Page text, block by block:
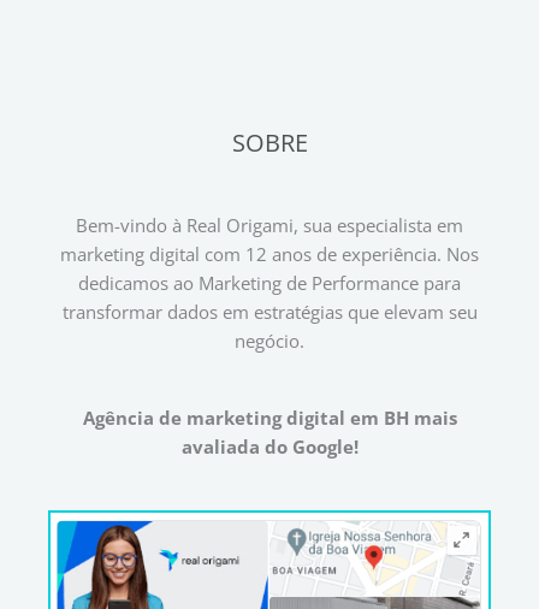
SOBRE
Bem-vindo à Real Origami, sua especialista em
marketing digital com 12 anos de experiência. Nos
dedicamos ao Marketing de Performance para
transformar dados em estratégias que elevam seu
negócio.
Agência de marketing digital em BH mais
avaliada do Google!